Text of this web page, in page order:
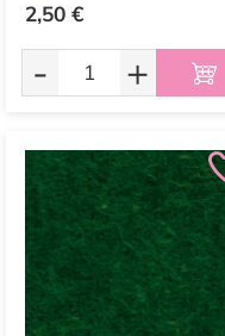
2,50 €
- +